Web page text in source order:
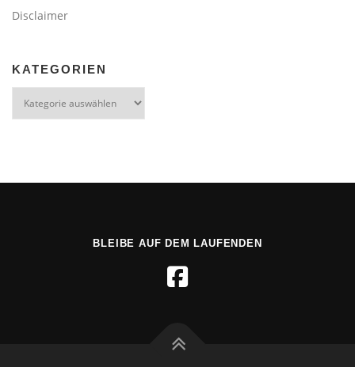
Disclaimer
KATEGORIEN
BLEIBE AUF DEM LAUFENDEN